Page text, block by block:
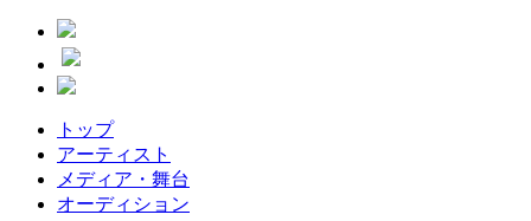
トップ
アーティスト
メディア・舞台
オーディション